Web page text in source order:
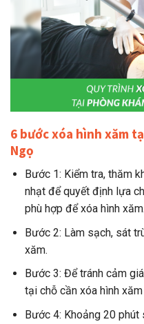
6 bước xóa hình xăm
Ngọ
Bước 1: Kiểm tra, thăm
nhạt để quyết định lựa
phù hợp để xóa hình xăm.
Bước 2: Làm sạch, sát
xăm.
Bước 3: Để tránh cảm
tại chỗ cần xóa hình
Bước 4: Khoảng 20 phút